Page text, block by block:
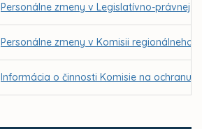
Personálne zmeny v Legislatívno-právnej
Personálne zmeny v Komisii regionálneho
Informácia o činnosti Komisie na ochranu